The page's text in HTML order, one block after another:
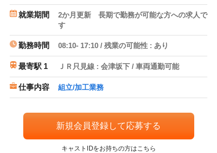
就業期間
2か月更新 長期で勤務が可能な方への求人で
す
勤務時間 08:10- 17:10 / 残業の可能性 : あり
最寄駅 1 ＪＲ只見線 : 会津坂下 / 車両通勤可能
仕事内容 組立/加工業務
新規会員登録して応募する
キャストIDをお持ちの方はこちら